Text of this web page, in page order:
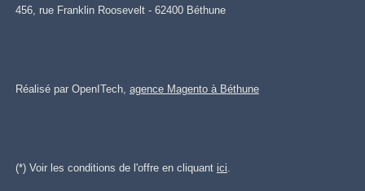
456, rue Franklin Roosevelt - 62400 Béthune
Réalisé par OpenITech, agence Magento à Béthune
(*) Voir les conditions de l'offre en cliquant ici